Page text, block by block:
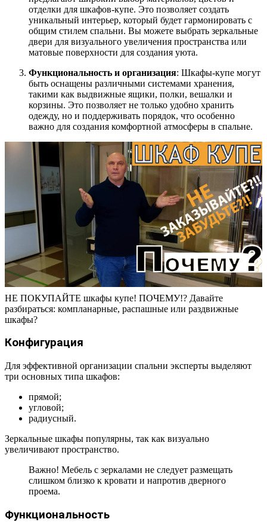
отделки для шкафов-купе. Это позволяет создать
уникальный интерьер, который будет гармонировать с
общим стилем спальни. Вы можете выбрать зеркальные
двери для визуального увеличения пространства или
матовые поверхности для создания уюта.
Функциональность и организация: Шкафы-купе могут
быть оснащены различными системами хранения,
такими как выдвижные ящики, полки, вешалки и
корзины. Это позволяет не только удобно хранить
одежду, но и поддерживать порядок, что особенно
важно для создания комфортной атмосферы в спальне.
НЕ ПОКУПАЙТЕ шкафы купе! ПОЧЕМУ!? Давайте
разбираться: компланарные, распашные или раздвижные
шкафы?
Конфигурация
Для эффективной организации спальни эксперты выделяют
три основных типа шкафов:
прямой;
угловой;
радиусный.
Зеркальные шкафы популярны, так как визуально
увеличивают пространство.
Важно! Мебель с зеркалами не следует размещать
слишком близко к кровати и напротив дверного
проема.
Функциональность